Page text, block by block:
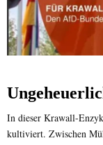
In dieser Krawall-
kultiviert. Zwischen